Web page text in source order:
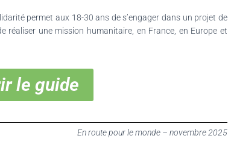
permet aux 18-30 ans de s’engager dans un projet de
une mission humanitaire, en France, en Europe et
le guide
En route pour le monde – novembre 2025